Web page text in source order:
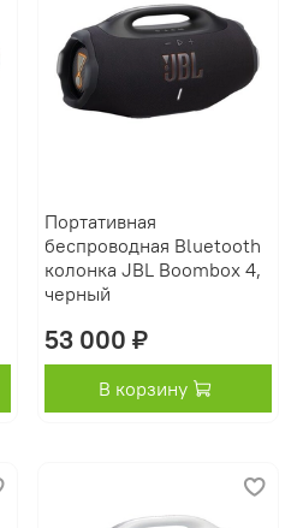
Портативная
беспроводная Bluetooth
колонка JBL Boombox 4,
черный
53 000 ₽
В корзину